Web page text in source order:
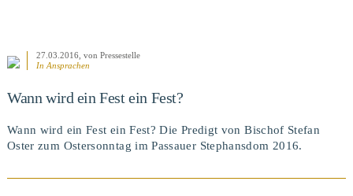
27.03.2016 , von Pressestelle
In Ansprachen
Wann wird ein Fest ein Fest?
Wann wird ein Fest ein Fest? Die Predigt von Bischof Stefan
Oster zum Ostersonntag im Passauer Stephansdom 2016.